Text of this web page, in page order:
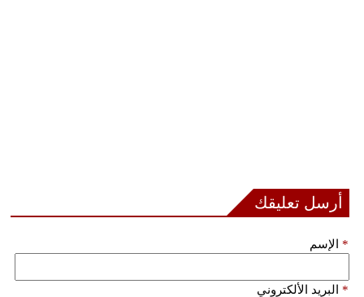
أرسل تعليقك
الإسم *
البريد الألكتروني *